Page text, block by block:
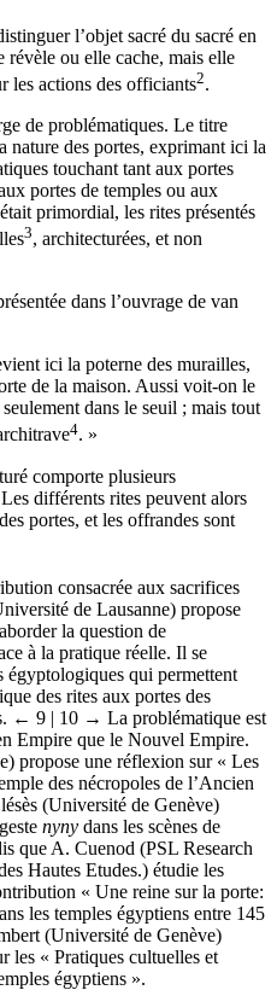
l’objet sacré du sacré en
ou elle cache, mais elle
les actions des officiants2.
de problématiques. Le titre
nature des portes, exprimant ici la
touchant tant aux portes
portes de temples ou aux
primordial, les rites présentés
3, architecturées, et non
dans l’ouvrage de van
ici la poterne des murailles,
de la maison. Aussi voit-on le
dans le seuil ; mais tout
4. »
comporte plusieurs
différents rites peuvent alors
portes, et les offrandes sont
consacrée aux sacrifices
de Lausanne) propose
la question de
à la pratique réelle. Il se
qui permettent
des rites aux portes des
← 9 | 10 → La problématique est
Empire que le Nouvel Empire.
propose une réflexion sur « Les
des nécropoles de l’Ancien
(Université de Genève)
nyny dans les scènes de
que A. Cuenod (PSL Research
Hautes Etudes.) étudie les
« Une reine sur la porte:
les temples égyptiens entre 145
(Université de Genève)
les « Pratiques cultuelles et
égyptiens ».